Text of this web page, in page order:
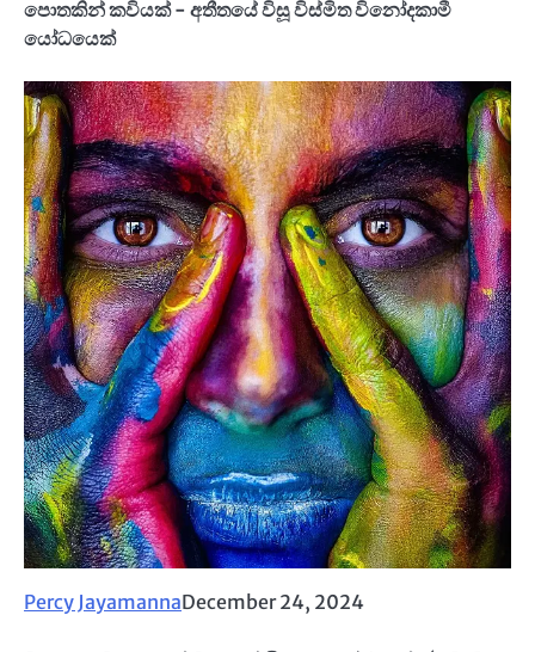
පොතකින් කවියක් - අතීතයේ විසූ විස්මිත විනෝදකාමී
යෝධයෙක්
Percy JayamannaDecember 24, 2024